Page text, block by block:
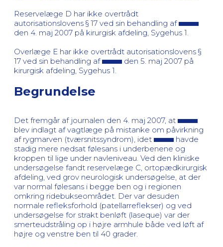
Reservelæge D har ikke overtrådt
autorisationslovens § 17 ved sin behandling af
den 4. maj 2007 på kirurgisk afdeling, Sygehus 1.
Overlæge E har ikke overtrådt autorisationslovens §
17 ved sin behandling af
den 5. maj 2007 på
kirurgisk afdeling, Sygehus 1.
Begrundelse
Det fremgår af journalen den 4. maj 2007, at
blev indlagt af vagtlæge på mistanke om påvirkning
af rygmarven (tværsnitssyndrom), idet
havde
stadig mere nedsat følesans i underbenene og
kroppen til lige under navleniveau. Ved den kliniske
undersøgelse fandt reservelæge C, ortopædkirurgisk
afdeling, ved grov neurologisk undersøgelse, at der
var normal følesans i begge ben og i regionen
omkring ridebukseområdet. Der var desuden
normale refleksforhold (patellarreflekser) og ved
undersøgelse for strakt benløft (laseque) var der
smerteudstråling op i højre armhule både ved løft af
højre og venstre ben til 40 grader.